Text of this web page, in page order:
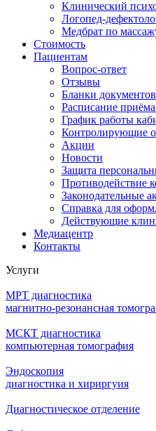
Клинический
Логопед-
Медбрат по
Стоимость
Пациентам
Вопрос-ответ
Отзывы
Бланки документов
Расписание приёма
График работы
Контролирующие
Акции
Новости
Защита
Противодействие
Законодательные
Справка для
Действующие
Медиацентр
Контакты
Услуги
МРТ диагностика
магнитно-резонансная
МСКТ диагностика
компьютерная томография
Эндоскопия
диагностика и хириргуия
Диагностическое отделение